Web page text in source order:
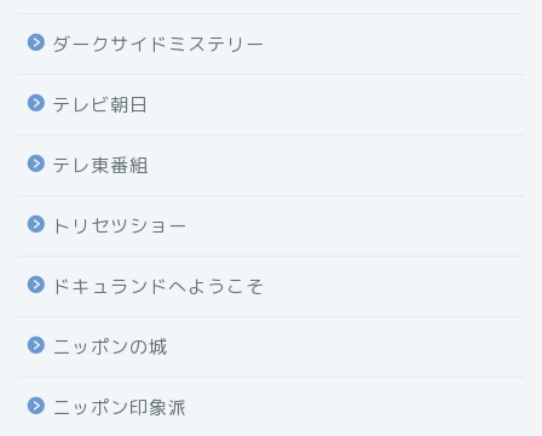
ダークサイドミステリー
テレビ朝日
テレ東番組
トリセツショー
ドキュランドへようこそ
ニッポンの城
ニッポン印象派